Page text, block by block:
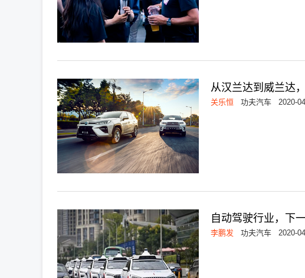
从汉兰达到威兰达
关乐恒 功夫汽车 2020-
自动驾驶行业，下
李鹏发 功夫汽车 2020-